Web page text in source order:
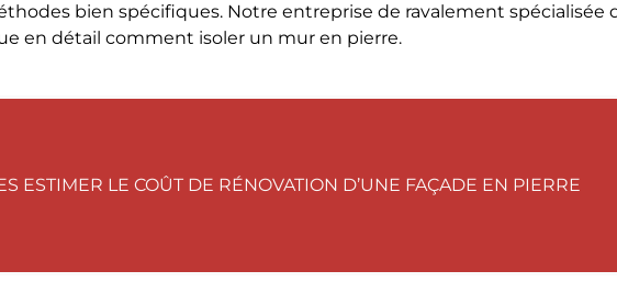
bien spécifiques. Notre entreprise de ravalement spécialisée
en détail comment isoler un mur en pierre.
ESTIMER LE COÛT DE RÉNOVATION D’UNE FAÇADE EN PIERRE